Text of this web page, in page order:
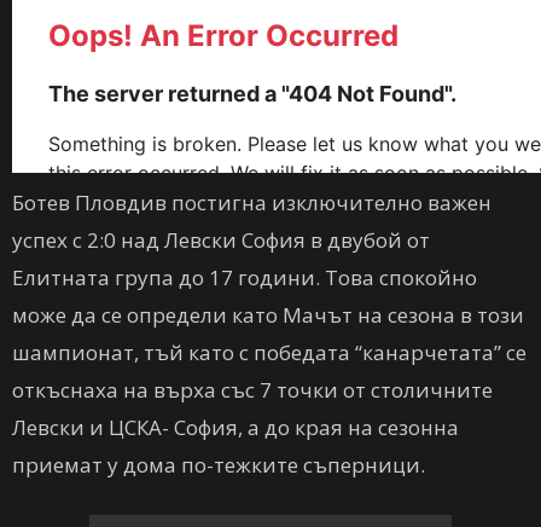
Ботев Пловдив постигна изключително важен
успех с 2:0 над Левски София в двубой от
Елитната група до 17 години. Това спокойно
може да се определи като Мачът на сезона в този
шампионат, тъй като с победата “канарчетата” се
откъснаха на върха със 7 точки от столичните
Левски и ЦСКА- София, а до края на сезонна
приемат у дома по-тежките съперници.